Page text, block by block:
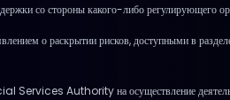
со стороны какого-либо регулирующего
о раскрытии рисков, доступными в
Services Authority на осуществление